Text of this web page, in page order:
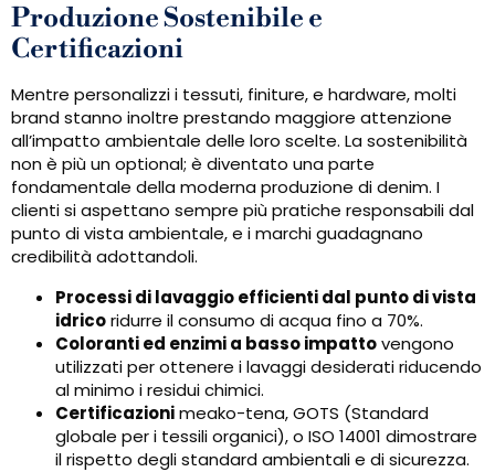
Produzione Sostenibile e
Certificazioni
Mentre personalizzi i tessuti, finiture, e hardware, molti
brand stanno inoltre prestando maggiore attenzione
all’impatto ambientale delle loro scelte. La sostenibilità
non è più un optional; è diventato una parte
fondamentale della moderna produzione di denim. I
clienti si aspettano sempre più pratiche responsabili dal
punto di vista ambientale, e i marchi guadagnano
credibilità adottandoli.
Processi di lavaggio efficienti dal punto di vista
idricoridurre il consumo di acqua fino a 70%.
Coloranti ed enzimi a basso impattovengono
utilizzati per ottenere i lavaggi desiderati riducendo
al minimo i residui chimici.
Certificazionimeako-tena, GOTS (Standard
globale per i tessili organici), o ISO 14001 dimostrare
il rispetto degli standard ambientali e di sicurezza.